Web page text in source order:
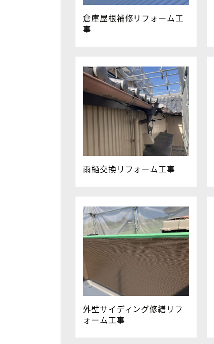
倉庫屋根補修リフォーム工
事
雨樋交換リフォーム工事
外壁サイディング修繕リフ
ォーム工事